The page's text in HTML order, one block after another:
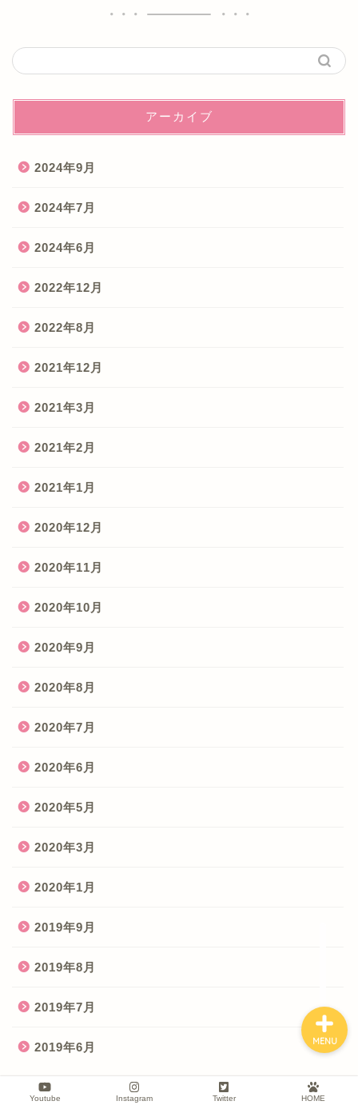
アーカイブ
2024年9月
2024年7月
2024年6月
2022年12月
2022年8月
2021年12月
2021年3月
2021年2月
2021年1月
2020年12月
2020年11月
2020年10月
2020年9月
2020年8月
2020年7月
2020年6月
2020年5月
2020年3月
2020年1月
2019年9月
2019年8月
2019年7月
2019年6月
Youtube Instagram Twitter HOME
MENU